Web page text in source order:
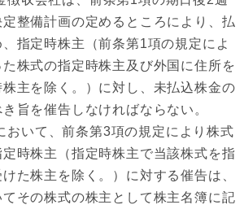
定整備計画の定めるところにより、払
指定時株主（前条第1項の規定によ
た株式の指定時株主及び外国に住所を
主を除く。）に対し、未払込株金の
旨を催告しなければならない。
いて、前条第3項の規定により株式
時株主（指定時株主で当該株式を指
た株主を除く。）に対する催告は、
その株式の株主として株主名簿に記